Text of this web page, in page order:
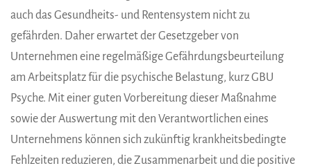
auch das Gesundheits- und Rentensystem nicht zu
gefährden. Daher erwartet der Gesetzgeber von
Unternehmen eine regelmäßige Gefährdungsbeurteilung
am Arbeitsplatz für die psychische Belastung, kurz GBU
Psyche. Mit einer guten Vorbereitung dieser Maßnahme
sowie der Auswertung mit den Verantwortlichen eines
Unternehmens können sich zukünftig krankheitsbedingte
Fehlzeiten reduzieren, die Zusammenarbeit und die positive